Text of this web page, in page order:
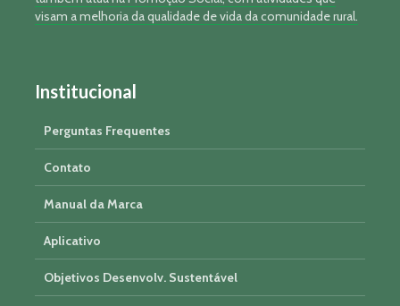
visam a melhoria da qualidade de vida da comunidade rural.
Institucional
Perguntas Frequentes
Contato
Manual da Marca
Aplicativo
Objetivos Desenvolv. Sustentável